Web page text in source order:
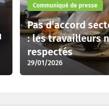
Communiqué de presse
Pas d’accord
: les travailleurs
respectés
29/01/2026